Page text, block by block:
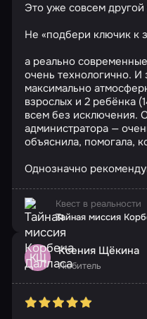
Это уже совсем другой
Не «подбери ключик к
а реально
очень технологично. И
максимально
взрослых и 2 ребёнка
всем без исключения.
администратора —
объяснила, помогала,
Однозначно
Квест в реальности
Тайная миссия
КЩ Ксения Щёкина
Любитель